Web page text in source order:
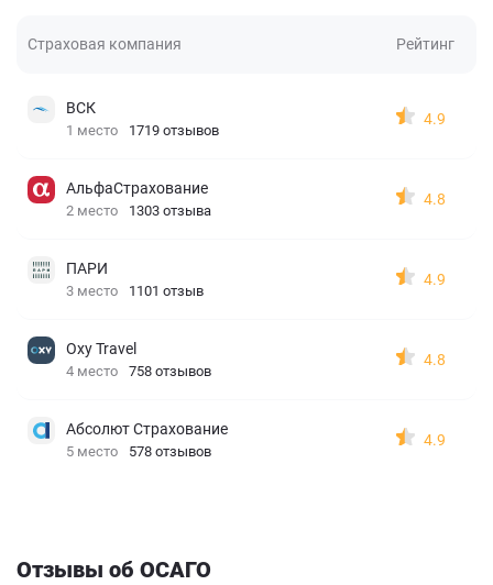
Страховая компания Рейтинг
ВСК
1 место 1719 отзывов
4.9
АльфаСтрахование
2 место 1303 отзыва
4.8
ПАРИ
3 место 1101 отзыв
4.9
Oxy Travel
4 место 758 отзывов
4.8
Абсолют Страхование
5 место 578 отзывов
4.9
Отзывы об ОСАГО